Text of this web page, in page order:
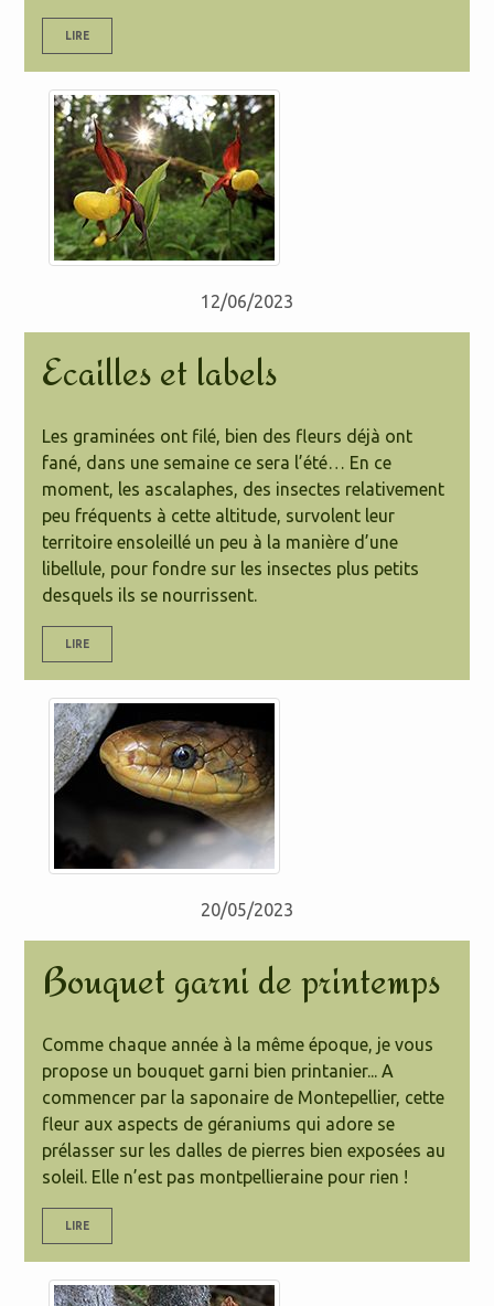
LIRE
12/06/2023
Ecailles et labels
Les graminées ont filé, bien des fleurs déjà ont
fané, dans une semaine ce sera l’été… En ce
moment, les ascalaphes, des insectes relativement
peu fréquents à cette altitude, survolent leur
territoire ensoleillé un peu à la manière d’une
libellule, pour fondre sur les insectes plus petits
desquels ils se nourrissent.
LIRE
20/05/2023
Bouquet garni de printemps
Comme chaque année à la même époque, je vous
propose un bouquet garni bien printanier... A
commencer par la saponaire de Montepellier, cette
fleur aux aspects de géraniums qui adore se
prélasser sur les dalles de pierres bien exposées au
soleil. Elle n’est pas montpellieraine pour rien !
LIRE